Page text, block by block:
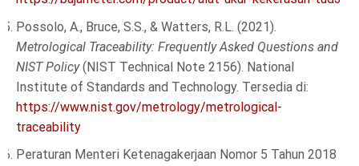
Possolo, A., Bruce, S.S., & Watters, R.L. (2021).
Metrological Traceability: Frequently Asked Questions and
NIST Policy(NIST Technical Note 2156). National
Institute of Standards and Technology. Tersedia di:
https://www.nist.gov/metrology/metrological-
traceability
Peraturan Menteri Ketenagakerjaan Nomor 5 Tahun 2018